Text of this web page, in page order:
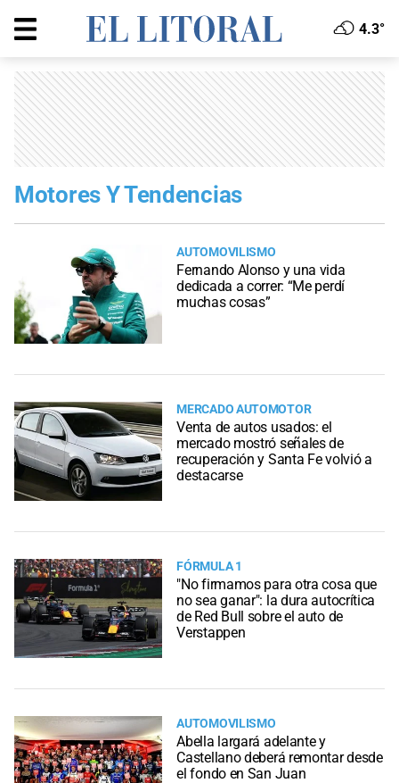
4.3°
Motores Y Tendencias
AUTOMOVILISMO
Fernando Alonso y una vida
dedicada a correr: “Me perdí
muchas cosas”
MERCADO AUTOMOTOR
Venta de autos usados: el
mercado mostró señales de
recuperación y Santa Fe volvió a
destacarse
FÓRMULA 1
"No firmamos para otra cosa que
no sea ganar": la dura autocrítica
de Red Bull sobre el auto de
Verstappen
AUTOMOVILISMO
Abella largará adelante y
Castellano deberá remontar desde
el fondo en San Juan